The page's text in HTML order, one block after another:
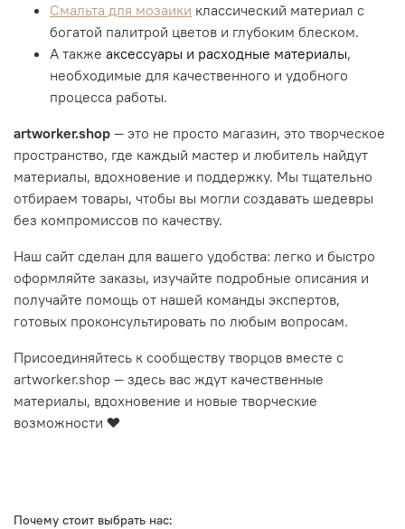
Смальта для мозаики классический материал с
богатой палитрой цветов и глубоким блеском.
А также аксессуары и расходные материалы,
необходимые для качественного и удобного
процесса работы.
artworker.shop — это не просто магазин, это творческое
пространство, где каждый мастер и любитель найдут
материалы, вдохновение и поддержку. Мы тщательно
отбираем товары, чтобы вы могли создавать шедевры
без компромиссов по качеству.
Наш сайт сделан для вашего удобства: легко и быстро
оформляйте заказы, изучайте подробные описания и
получайте помощь от нашей команды экспертов,
готовых проконсультировать по любым вопросам.
Присоединяйтесь к сообществу творцов вместе с
artworker.shop — здесь вас ждут качественные
материалы, вдохновение и новые творческие
возможности ❤️
Почему стоит выбрать нас: